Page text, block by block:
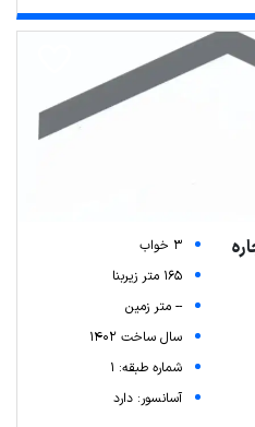
3 خواب
165 متر زیربنا
-- متر زمین
سال ساخت 1402
شماره طبقه: 1
آسانسور: دارد